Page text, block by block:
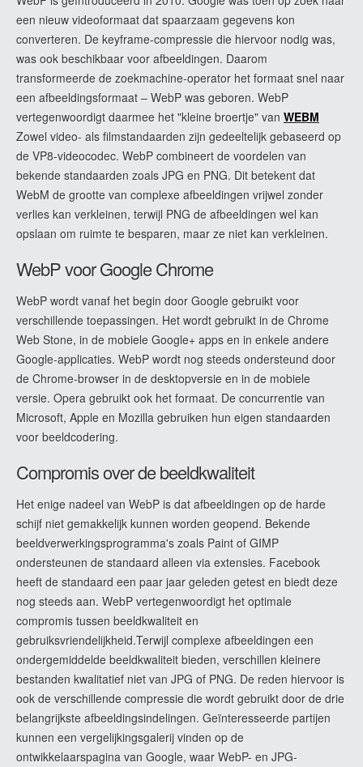
een nieuw videoformaat dat spaarzaam gegevens kon
converteren. De keyframe-compressie die hiervoor nodig was,
was ook beschikbaar voor afbeeldingen. Daarom
transformeerde de zoekmachine-operator het formaat snel naar
een afbeeldingsformaat – WebP was geboren. WebP
vertegenwoordigt daarmee het "kleine broertje" van WEBM
Zowel video- als filmstandaarden zijn gedeeltelijk gebaseerd op
de VP8-videocodec. WebP combineert de voordelen van
bekende standaarden zoals JPG en PNG. Dit betekent dat
WebM de grootte van complexe afbeeldingen vrijwel zonder
verlies kan verkleinen, terwijl PNG de afbeeldingen wel kan
opslaan om ruimte te besparen, maar ze niet kan verkleinen.
WebP voor Google Chrome
WebP wordt vanaf het begin door Google gebruikt voor
verschillende toepassingen. Het wordt gebruikt in de Chrome
Web Stone, in de mobiele Google+ apps en in enkele andere
Google-applicaties. WebP wordt nog steeds ondersteund door
de Chrome-browser in de desktopversie en in de mobiele
versie. Opera gebruikt ook het formaat. De concurrentie van
Microsoft, Apple en Mozilla gebruiken hun eigen standaarden
voor beeldcodering.
Compromis over de beeldkwaliteit
Het enige nadeel van WebP is dat afbeeldingen op de harde
schijf niet gemakkelijk kunnen worden geopend. Bekende
beeldverwerkingsprogramma's zoals Paint of GIMP
ondersteunen de standaard alleen via extensies. Facebook
heeft de standaard een paar jaar geleden getest en biedt deze
nog steeds aan. WebP vertegenwoordigt het optimale
compromis tussen beeldkwaliteit en
gebruiksvriendelijkheid.Terwijl complexe afbeeldingen een
ondergemiddelde beeldkwaliteit bieden, verschillen kleinere
bestanden kwalitatief niet van JPG of PNG. De reden hiervoor is
ook de verschillende compressie die wordt gebruikt door de drie
belangrijkste afbeeldingsindelingen. Geïnteresseerde partijen
kunnen een vergelijkingsgalerij vinden op de
ontwikkelaarspagina van Google, waar WebP- en JPG-